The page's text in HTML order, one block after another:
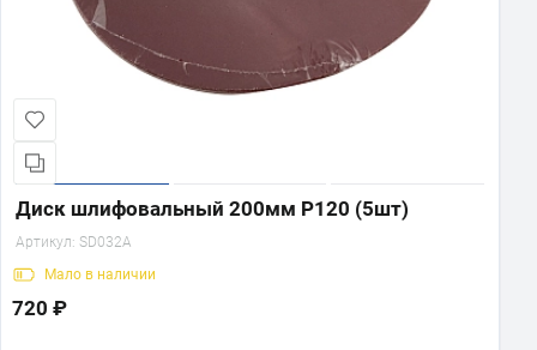
Диск шлифовальный 200мм Р120 (5шт)
Артикул: SD032A
Мало в наличии
720 ₽